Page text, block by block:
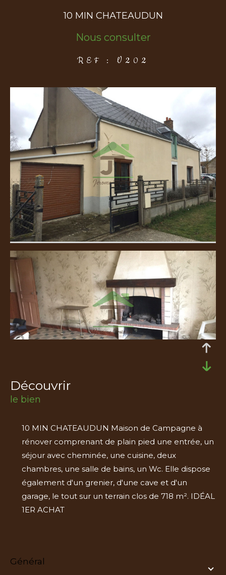
10 MIN CHATEAUDUN
Nous consulter
REF : V202
découvrir
le bien
10 MIN CHATEAUDUN Maison de Campagne à
rénover comprenant de plain pied une entrée, un
séjour avec cheminée, une cuisine, deux
chambres, une salle de bains, un Wc. Elle dispose
également d'un grenier, d'une cave et d'un
garage, le tout sur un terrain clos de 718 m². IDÉAL
1ER ACHAT
général